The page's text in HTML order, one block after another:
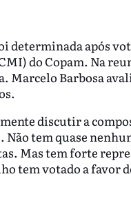
determinada após
do Copam. Na
Marcelo Barbosa
discutir a
Não tem quase
Mas tem forte
tem votado a favor